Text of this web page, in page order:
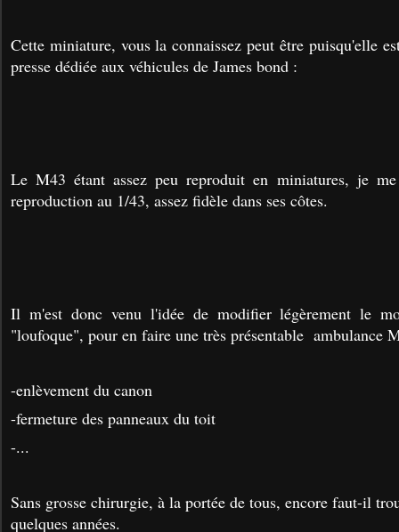
Cette miniature, vous la connaissez peut être puisqu'elle
presse dédiée aux véhicules de James bond :
Le M43 étant assez peu reproduit en miniatures, je
reproduction au 1/43, assez fidèle dans ses côtes.
Il m'est donc venu l'idée de modifier légèrement le
"loufoque", pour en faire une très présentable ambulance
-enlèvement du canon
-fermeture des panneaux du toit
-...
Sans grosse chirurgie, à la portée de tous, encore faut-il
quelques années.